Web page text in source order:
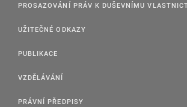
PROSAZOVÁNÍ PRÁV K DUŠEVNÍMU
UŽITEČNÉ ODKAZY
PUBLIKACE
VZDĚLÁVÁNÍ
PRÁVNÍ PŘEDPISY